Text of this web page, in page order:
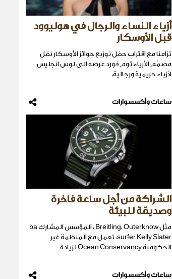
أزياء النساء والرجال في هوليوود
قبل الأوسكار
تزامنا مع اقتراب حفل توزيع جوائز الأوسكار نقل
مصمّم الأزياء توم فورد عرضه الى لوس انجليس
لأزياء حريمية ورجالية.
ساعات وأكسسوارات
الشراكة من أجل ساعة فاخرة
وصديقة للبيئة
مثل Breitling، Outerknow ، المؤسس المشارك ba
surfer Kelly Slater، تعمل مع المنظمة غير
الحكومية Ocean Conservancy لزيادة
ساعات وأكسسوارات